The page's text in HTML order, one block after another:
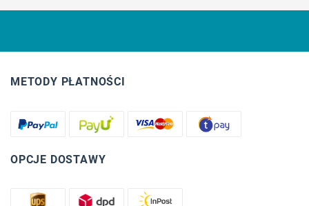
METODY PŁATNOŚCI
OPCJE DOSTAWY